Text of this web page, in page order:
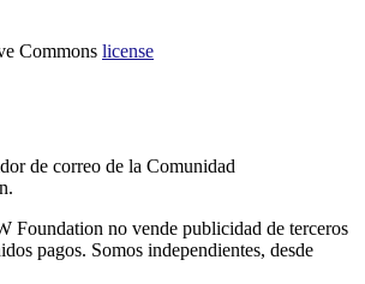
Commons license
de correo de la Comunidad
Foundation no vende publicidad de terceros
pagos. Somos independientes, desde